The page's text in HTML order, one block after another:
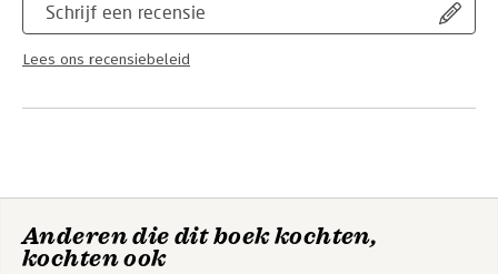
Schrijf een recensie
Lees ons recensiebeleid
Anderen die dit boek kochten,
kochten ook